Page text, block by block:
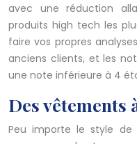
avec une réduction
produits high tech les
faire vos propres
anciens clients, et les
une note inférieure à 4
Des
Peu importe le style de